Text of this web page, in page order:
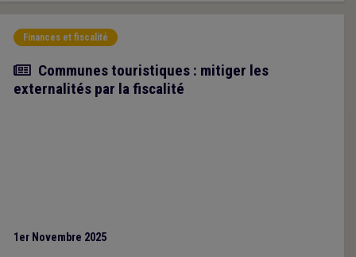
Finances et fiscalité
Article
Communes touristiques : mitiger les
externalités par la fiscalité
1er Novembre 2025